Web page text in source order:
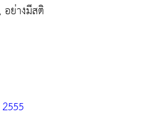
ย่างมีสติ